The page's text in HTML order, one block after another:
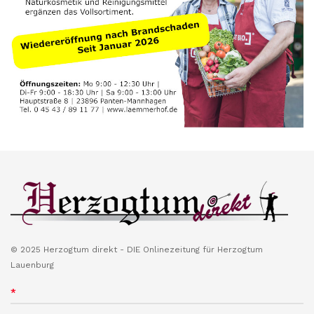
© 2025 Herzogtum direkt - DIE Onlinezeitung für Herzogtum
Lauenburg
*